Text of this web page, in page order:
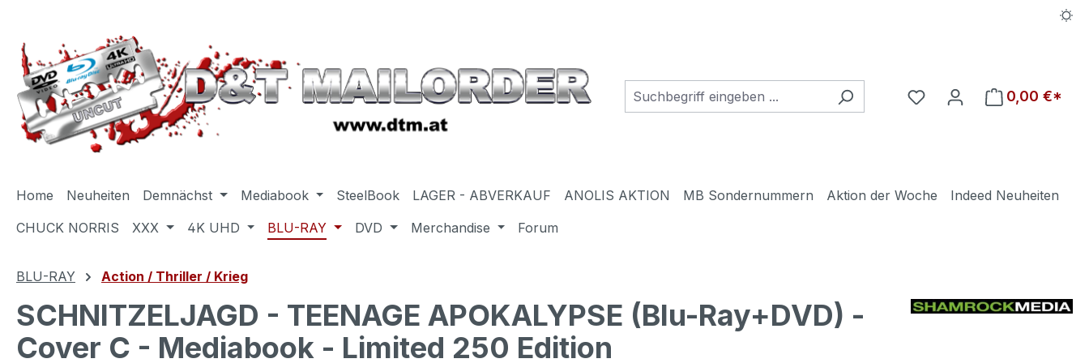
Du hast 0 Produkte auf
0,00 €*
Home Neuheiten Demnächst Mediabook SteelBook LAGER - ABVERKAUF ANOLIS AKTION MB Sondernummern Aktion der Woche
Indeed Neuheiten
CHUCK NORRIS
XXX 4K UHD BLU-RAY DVD Merchandise Forum
BLU-RAY Action / Thriller / Krieg
SCHNITZELJAGD - TEENAGE APOKALYPSE (Blu-Ray+DVD) -
Cover C - Mediabook - Limited 250 Edition